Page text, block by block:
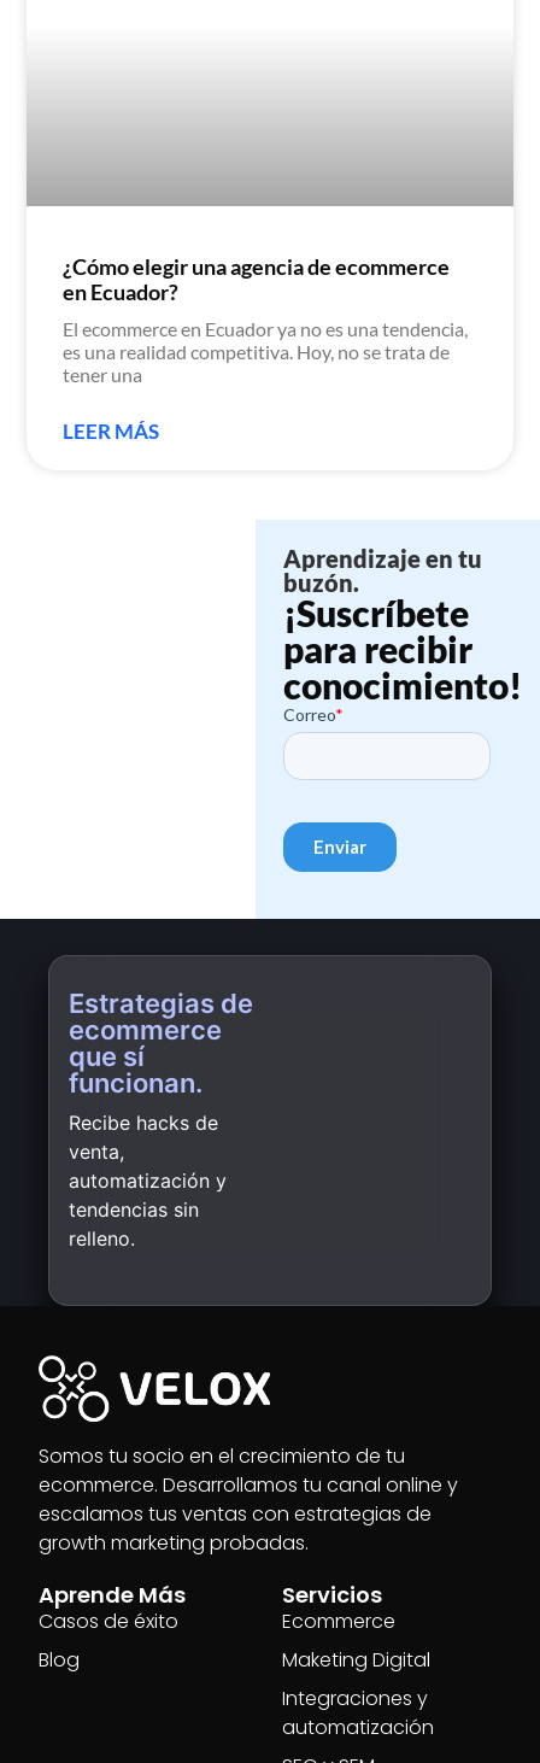
¿Cómo elegir una agencia de ecommerce
en Ecuador?
El ecommerce en Ecuador ya no es una tendencia,
es una realidad competitiva. Hoy, no se trata de
tener una
LEER MÁS
Aprendizaje en tu
buzón.
¡Suscríbete
para recibir
conocimiento!
Estrategias de
ecommerce
que sí
funcionan.
Recibe hacks de
venta,
automatización y
tendencias sin
relleno.
Somos tu socio en el crecimiento de tu
ecommerce. Desarrollamos tu canal online y
escalamos tus ventas con estrategias de
growth marketing probadas.
Aprende Más
Casos de éxito
Blog
Servicios
Ecommerce
Maketing Digital
Integraciones y
automatización